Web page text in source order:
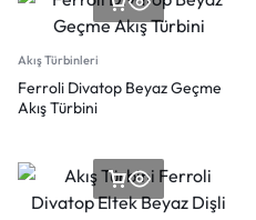
Akış Türbinleri
Ferroli Divatop Beyaz Geçme
Akış Türbini